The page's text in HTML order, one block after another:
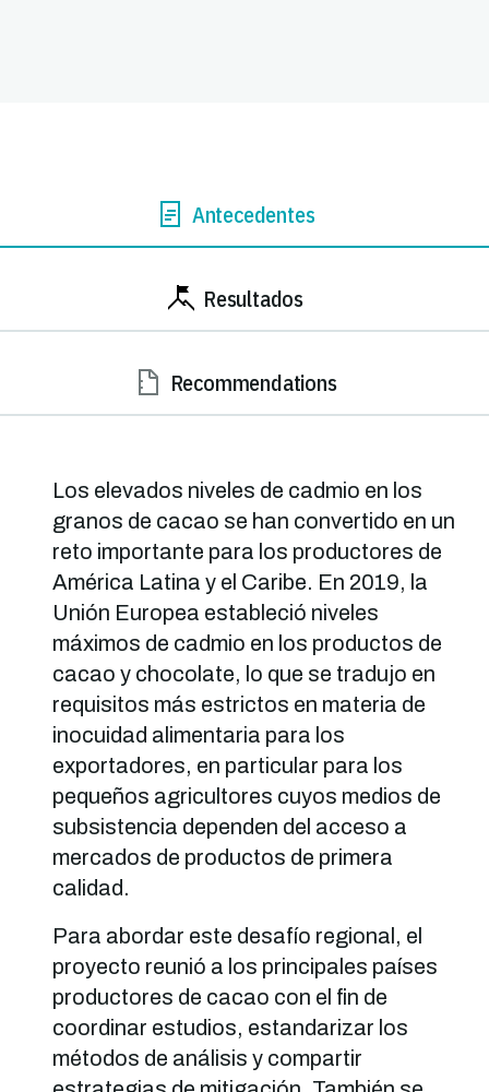
Antecedentes
Resultados
Recommendations
Los elevados niveles de cadmio en los
granos de cacao se han convertido en un
reto importante para los productores de
América Latina y el Caribe. En 2019, la
Unión Europea estableció niveles
máximos de cadmio en los productos de
cacao y chocolate, lo que se tradujo en
requisitos más estrictos en materia de
inocuidad alimentaria para los
exportadores, en particular para los
pequeños agricultores cuyos medios de
subsistencia dependen del acceso a
mercados de productos de primera
calidad.
Para abordar este desafío regional, el
proyecto reunió a los principales países
productores de cacao con el fin de
coordinar estudios, estandarizar los
métodos de análisis y compartir